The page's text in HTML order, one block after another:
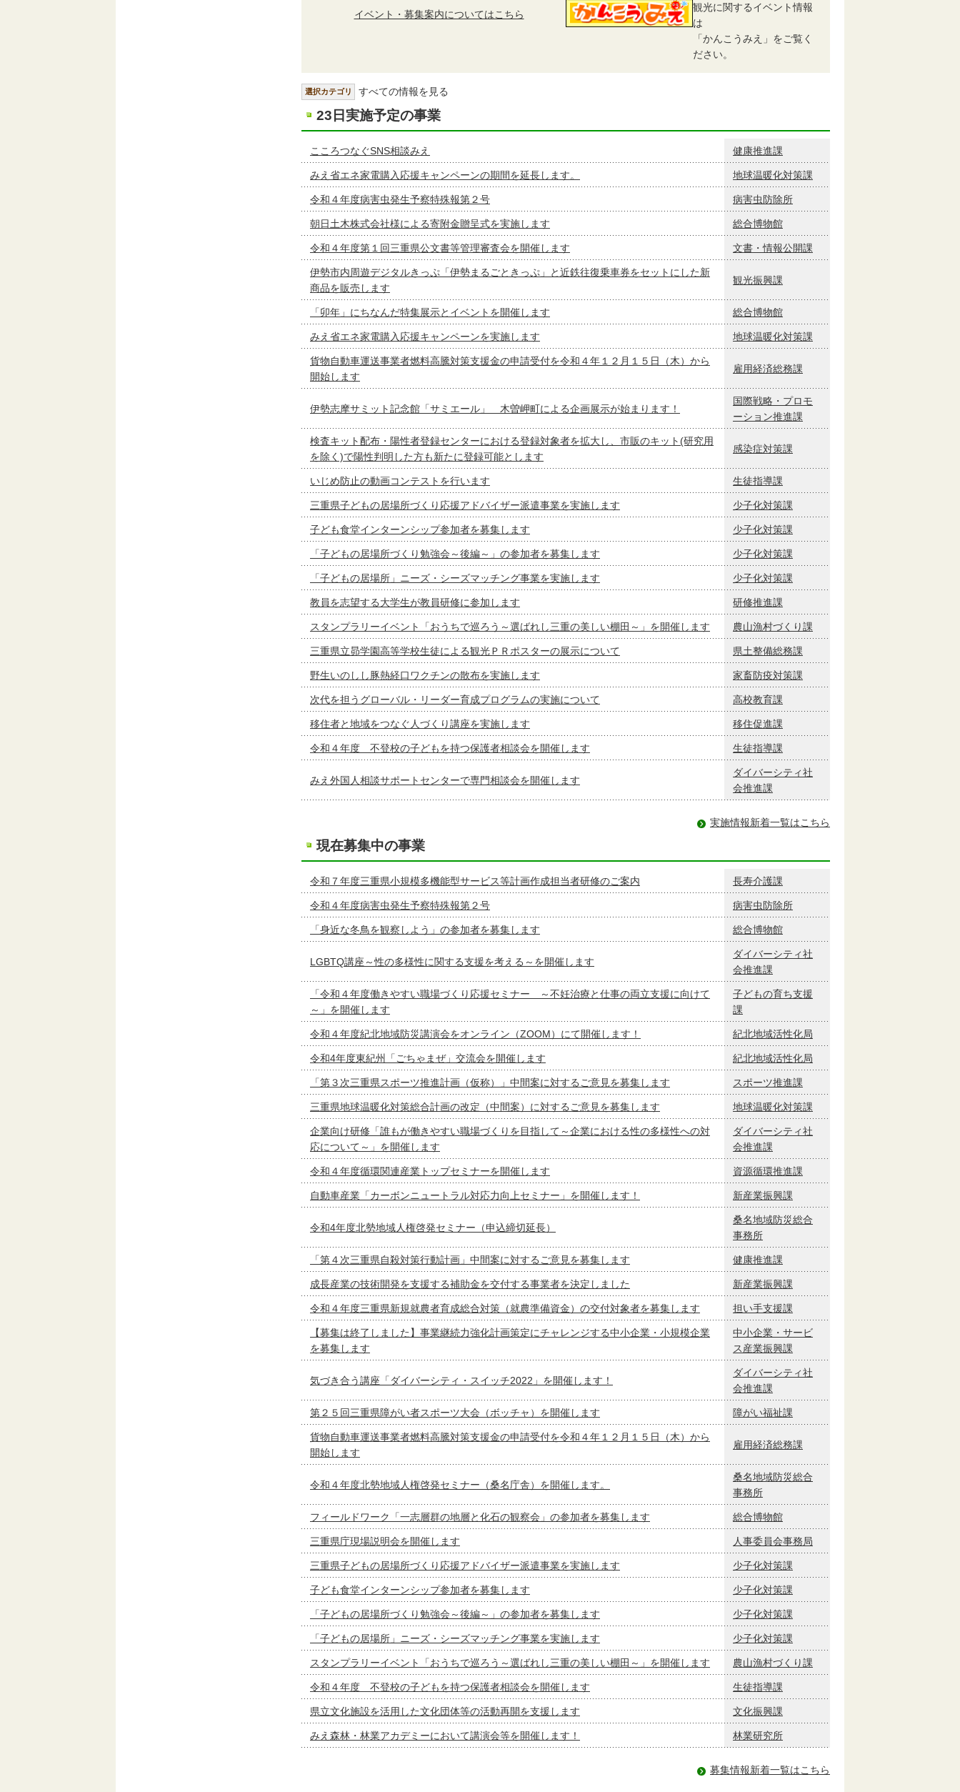
イベント・募集案内についてはこちら
観光に関するイベント情報
は
「かんこうみえ」をご覧く
ださい。
選択カテゴリ すべての情報を見る
23日実施予定の事業
こころつなぐSNS相談みえ 健康推進課
みえ省エネ家電購入応援キャンペーンの期間を延長します。 地球温暖化対策課
令和４年度病害虫発生予察特殊報第２号 病害虫防除所
朝日土木株式会社様による寄附金贈呈式を実施します 総合博物館
令和４年度第１回三重県公文書等管理審査会を開催します 文書・情報公開課
伊勢市内周遊デジタルきっぷ「伊勢まるごときっぷ」と近鉄往復乗車券をセットにした新
商品を販売します
観光振興課
「卯年」にちなんだ特集展示とイベントを開催します 総合博物館
みえ省エネ家電購入応援キャンペーンを実施します 地球温暖化対策課
貨物自動車運送事業者燃料高騰対策支援金の申請受付を令和４年１２月１５日（木）から
開始します
雇用経済総務課
伊勢志摩サミット記念館「サミエール」 木曽岬町による企画展示が始まります！
国際戦略・プロモ
ーション推進課
検査キット配布・陽性者登録センターにおける登録対象者を拡大し、市販のキット(研究用
を除く)で陽性判明した方も新たに登録可能とします
感染症対策課
いじめ防止の動画コンテストを行います 生徒指導課
三重県子どもの居場所づくり応援アドバイザー派遣事業を実施します 少子化対策課
子ども食堂インターンシップ参加者を募集します 少子化対策課
「子どもの居場所づくり勉強会～後編～」の参加者を募集します 少子化対策課
「子どもの居場所」ニーズ・シーズマッチング事業を実施します 少子化対策課
教員を志望する大学生が教員研修に参加します 研修推進課
スタンプラリーイベント「おうちで巡ろう～選ばれし三重の美しい棚田～」を開催します 農山漁村づくり課
三重県立昴学園高等学校生徒による観光ＰＲポスターの展示について 県土整備総務課
野生いのしし豚熱経口ワクチンの散布を実施します 家畜防疫対策課
次代を担うグローバル・リーダー育成プログラムの実施について 高校教育課
移住者と地域をつなぐ人づくり講座を実施します 移住促進課
令和４年度 不登校の子どもを持つ保護者相談会を開催します 生徒指導課
みえ外国人相談サポートセンターで専門相談会を開催します
ダイバーシティ社
会推進課
実施情報新着一覧はこちら
現在募集中の事業
令和７年度三重県小規模多機能型サービス等計画作成担当者研修のご案内 長寿介護課
令和４年度病害虫発生予察特殊報第２号 病害虫防除所
「身近な冬鳥を観察しよう」の参加者を募集します 総合博物館
LGBTQ講座～性の多様性に関する支援を考える～を開催します
ダイバーシティ社
会推進課
「令和４年度働きやすい職場づくり応援セミナー ～不妊治療と仕事の両立支援に向けて
～」を開催します
子どもの育ち支援
課
令和４年度紀北地域防災講演会をオンライン（ZOOM）にて開催します！ 紀北地域活性化局
令和4年度東紀州「ごちゃまぜ」交流会を開催します 紀北地域活性化局
「第３次三重県スポーツ推進計画（仮称）」中間案に対するご意見を募集します スポーツ推進課
三重県地球温暖化対策総合計画の改定（中間案）に対するご意見を募集します 地球温暖化対策課
企業向け研修「誰もが働きやすい職場づくりを目指して～企業における性の多様性への対
応について～」を開催します
ダイバーシティ社
会推進課
令和４年度循環関連産業トップセミナーを開催します 資源循環推進課
自動車産業「カーボンニュートラル対応力向上セミナー」を開催します！ 新産業振興課
令和4年度北勢地域人権啓発セミナー（申込締切延長）
桑名地域防災総合
事務所
「第４次三重県自殺対策行動計画」中間案に対するご意見を募集します 健康推進課
成長産業の技術開発を支援する補助金を交付する事業者を決定しました 新産業振興課
令和４年度三重県新規就農者育成総合対策（就農準備資金）の交付対象者を募集します 担い手支援課
【募集は終了しました】事業継続力強化計画策定にチャレンジする中小企業・小規模企業
を募集します
中小企業・サービ
ス産業振興課
気づき合う講座「ダイバーシティ・スイッチ2022」を開催します！
ダイバーシティ社
会推進課
第２５回三重県障がい者スポーツ大会（ボッチャ）を開催します 障がい福祉課
貨物自動車運送事業者燃料高騰対策支援金の申請受付を令和４年１２月１５日（木）から
開始します
雇用経済総務課
令和４年度北勢地域人権啓発セミナー（桑名庁舎）を開催します。
桑名地域防災総合
事務所
フィールドワーク「一志層群の地層と化石の観察会」の参加者を募集します 総合博物館
三重県庁現場説明会を開催します 人事委員会事務局
三重県子どもの居場所づくり応援アドバイザー派遣事業を実施します 少子化対策課
子ども食堂インターンシップ参加者を募集します 少子化対策課
「子どもの居場所づくり勉強会～後編～」の参加者を募集します 少子化対策課
「子どもの居場所」ニーズ・シーズマッチング事業を実施します 少子化対策課
スタンプラリーイベント「おうちで巡ろう～選ばれし三重の美しい棚田～」を開催します 農山漁村づくり課
令和４年度 不登校の子どもを持つ保護者相談会を開催します 生徒指導課
県立文化施設を活用した文化団体等の活動再開を支援します 文化振興課
みえ森林・林業アカデミーにおいて講演会等を開催します！ 林業研究所
募集情報新着一覧はこちら